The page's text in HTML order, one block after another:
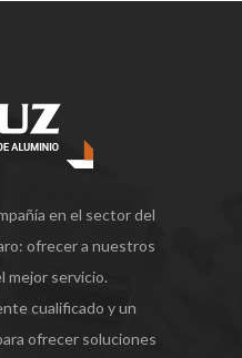
en el sector del
ofrecer a nuestros
mejor servicio.
cualificado y un
ofrecer soluciones